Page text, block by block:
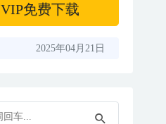
VIP免费下载
2025年04月21日